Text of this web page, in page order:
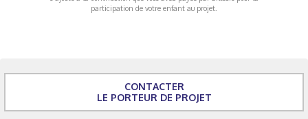
participation de votre enfant au projet.
CONTACTER
LE PORTEUR DE PROJET